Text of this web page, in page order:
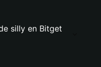
silly en Bitget